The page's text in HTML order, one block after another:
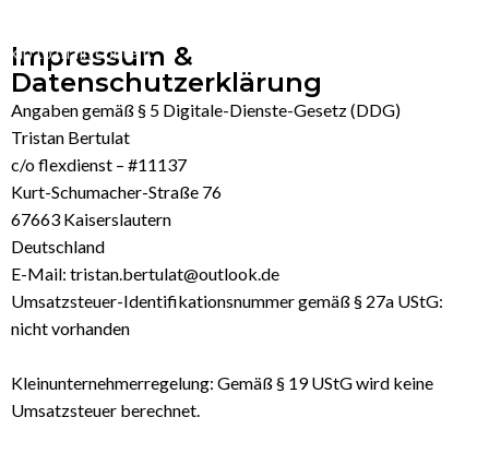
Skip to main content
Impressum &
Datenschutzerklärung
Angaben gemäß § 5 Digitale-Dienste-Gesetz (DDG)
Tristan Bertulat
c/o flexdienst – #11137
Kurt-Schumacher-Straße 76
67663 Kaiserslautern
Deutschland
E-Mail: tristan.bertulat@outlook.de
Umsatzsteuer-Identifikationsnummer gemäß § 27a UStG:
nicht vorhanden
Kleinunternehmerregelung: Gemäß § 19 UStG wird keine
Umsatzsteuer berechnet.